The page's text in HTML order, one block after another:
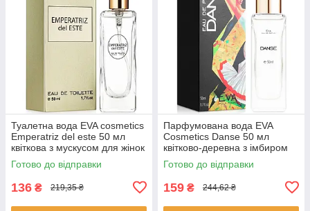
Туалетна вода EVA cosmetics
Emperatriz del este 50 мл
квіткова з мускусом для жінок
парфуми Ева Косметікс
Готово до відправки
136 ₴ 219,35 ₴
Парфумована вода EVA
Cosmetics Danse 50 мл
квітково-деревна з імбиром
для жінок аромат Єва
Косметікс
Готово до відправки
159 ₴ 244,62 ₴